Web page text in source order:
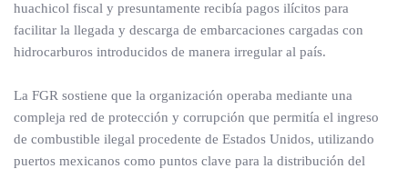
huachicol fiscal y presuntamente recibía pagos ilícitos para
facilitar la llegada y descarga de embarcaciones cargadas con
hidrocarburos introducidos de manera irregular al país.
La FGR sostiene que la organización operaba mediante una
compleja red de protección y corrupción que permitía el ingreso
de combustible ilegal procedente de Estados Unidos, utilizando
puertos mexicanos como puntos clave para la distribución del